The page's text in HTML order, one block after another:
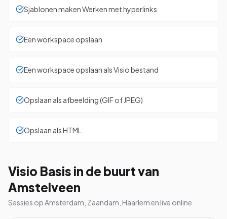
Sjablonen maken Werken met hyperlinks
Een workspace opslaan
Een workspace opslaan als Visio bestand
Opslaan als afbeelding (GIF of JPEG)
Opslaan als HTML
Visio Basis in de buurt van
Amstelveen
Sessies op Amsterdam, Zaandam, Haarlem en live online